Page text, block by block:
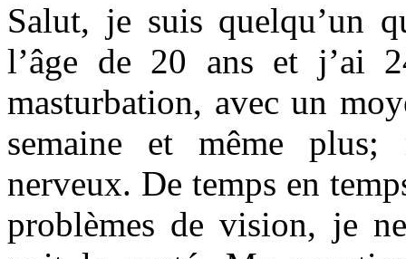
Salut, je suis quelqu’un
l’âge de 20 ans et j’ai
masturbation, avec un
semaine et même plus;
nerveux. De temps en
problèmes de vision, je